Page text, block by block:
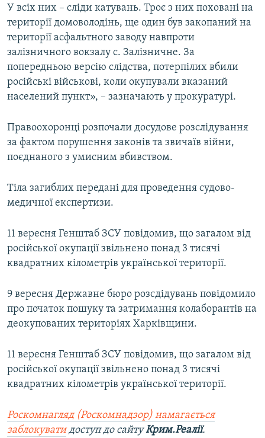
У всіх них – сліди катувань. Троє з них поховані на
території домоволодінь, ще один був закопаний на
території асфальтного заводу навпроти
залізничного вокзалу с. Залізничне. За
попередньою версію слідства, потерпілих вбили
російські військові, коли окупували вказаний
населений пункт», – зазначають у прокуратурі.
Правоохоронці розпочали досудове розслідування
за фактом порушення законів та звичаїв війни,
поєднаного з умисним вбивством.
Тіла загиблих передані для проведення судово-
медичної експертизи.
11 вересня Генштаб ЗСУ повідомив, що загалом від
російської окупації звільнено понад 3 тисячі
квадратних кілометрів української території.
9 вересня Державне бюро розсдідувань повідомило
про початок пошуку та затримання колаборантів на
деокупованих територіях Харківщини.
11 вересня Генштаб ЗСУ повідомив, що загалом від
російської окупації звільнено понад 3 тисячі
квадратних кілометрів української території.
Роскомнагляд (Роскомнадзор) намагається
заблокуватидоступ до сайтуКрим.Реалії.